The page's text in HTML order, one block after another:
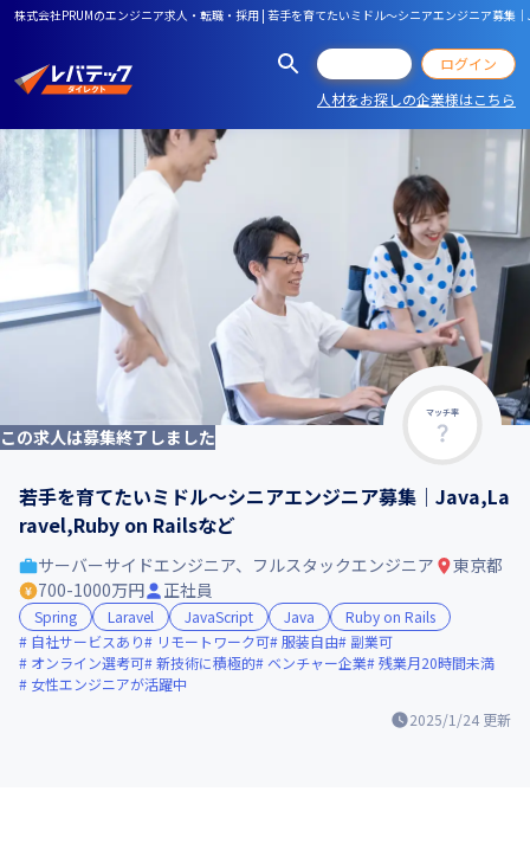
株式会社PRUMのエンジニア求人・転職・採用 | 若手を育てたいミドル〜シニアエンジニア募集
ログイン
人材をお探しの企業様はこちら
マッチ率
この求人は募集終了しました
若手を育てたいミドル〜シニアエンジニア募集│Java,La
ravel,Ruby on Railsなど
2025/1/24 更新
サーバーサイドエンジニア、フルスタックエンジニア
東京都
700-1000万円
正社員
Spring Laravel JavaScript Java
Ruby on Rails
自社サービスあり
リモートワーク可 服装自由
副業可
オンライン選考可 新技術に積極的 ベンチャー企業 残業月20時間未満
女性エンジニアが活躍中